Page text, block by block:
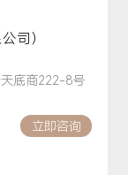
司）
底商222-8号
立即咨询